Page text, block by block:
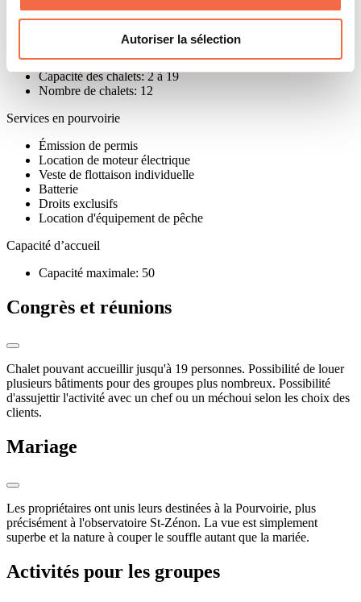
Autoriser la sélection
Orignal
Capacité des chalets: 2 à 19
Nombre de chalets: 12
Services en pourvoirie
Émission de permis
Location de moteur électrique
Veste de flottaison individuelle
Batterie
Droits exclusifs
Location d'équipement de pêche
Capacité d’accueil
Capacité maximale: 50
Congrès et réunions
Chalet pouvant accueillir jusqu'à 19 personnes. Possibilité de louer
plusieurs bâtiments pour des groupes plus nombreux. Possibilité
d'assujettir l'activité avec un chef ou un méchoui selon les choix des
clients.
Mariage
Les propriétaires ont unis leurs destinées à la Pourvoirie, plus
précisément à l'observatoire St-Zénon. La vue est simplement
superbe et la nature à couper le souffle autant que la mariée.
Activités pour les groupes